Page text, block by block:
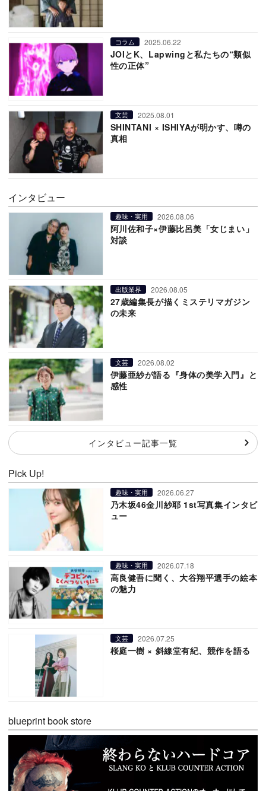
コラム 2025.06.22
JOIとK、Lapwingと私たちの“類似
性の正体”
文芸 2025.08.01
SHINTANI × ISHIYAが明かす、噂の
真相
インタビュー
趣味・実用 2026.08.06
阿川佐和子×伊藤比呂美「女じまい」
対談
出版業界 2026.08.05
27歳編集長が描くミステリマガジン
の未来
文芸 2026.08.02
伊藤亜紗が語る『身体の美学入門』と
感性
インタビュー記事一覧
Pick Up!
趣味・実用 2026.06.27
乃木坂46金川紗耶 1st写真集インタビ
ュー
趣味・実用 2026.07.18
高良健吾に聞く、大谷翔平選手の絵本
の魅力
文芸 2026.07.25
桜庭一樹 × 斜線堂有紀、競作を語る
blueprint book store